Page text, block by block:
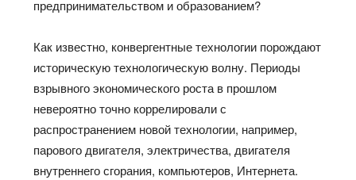
предпринимательством и образованием?
Как известно, конвергентные технологии порождают
историческую технологическую волну. Периоды
взрывного экономического роста в прошлом
невероятно точно коррелировали с
распространением новой технологии, например,
парового двигателя, электричества, двигателя
внутреннего сгорания, компьютеров, Интернета.